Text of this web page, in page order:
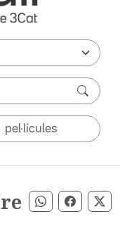
pel·lícules
Compartir